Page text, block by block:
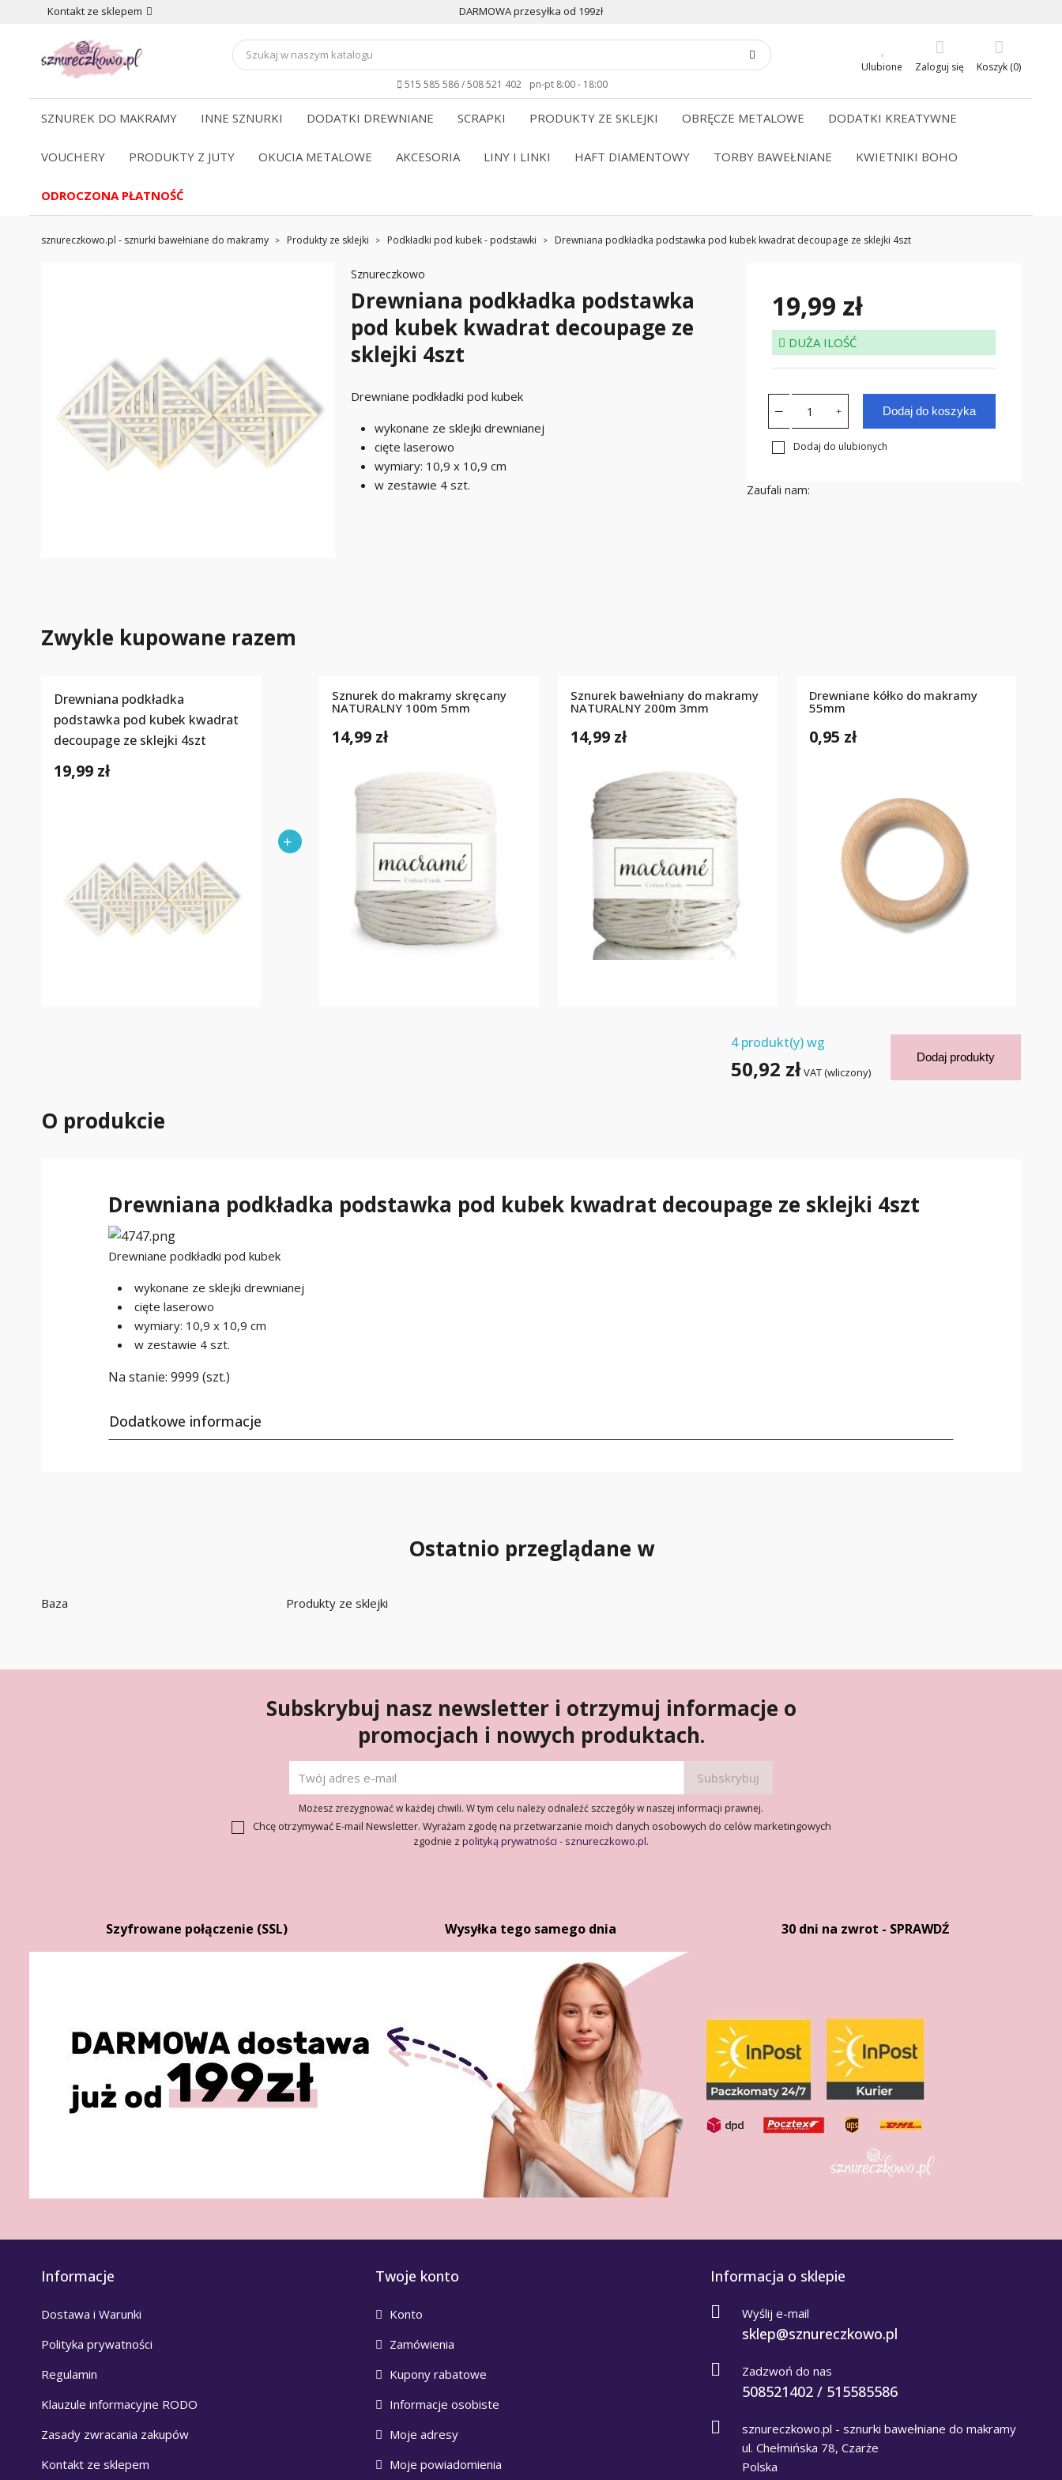
Kontakt ze sklepem DARMOWA przesyłka od 199zł
515 585 586 / 508 521 402 pn-pt 8:00 - 18:00
Ulubione Zaloguj się Koszyk (0)
SZNUREK DO MAKRAMY INNE SZNURKI DODATKI DREWNIANE SCRAPKI PRODUKTY ZE SKLEJKI OBRĘCZE METALOWE DODATKI KREATYWNE
VOUCHERY PRODUKTY Z JUTY OKUCIA METALOWE AKCESORIA LINY I LINKI HAFT DIAMENTOWY TORBY BAWEŁNIANE KWIETNIKI BOHO
ODROCZONA PŁATNOŚĆ
sznureczkowo.pl - sznurki bawełniane do makramy Produkty ze sklejki Podkładki pod kubek - podstawki Drewniana podkładka podstawka pod kubek kwadrat decoupage ze sklejki 4szt
Sznureczkowo
Drewniana podkładka podstawka
pod kubek kwadrat decoupage ze
sklejki 4szt
Drewniane podkładki pod kubek
wykonane ze sklejki drewnianej
cięte laserowo
wymiary: 10,9 x 10,9 cm
w zestawie 4 szt.
19,99 zł
DUŻA ILOŚĆ
Dodaj do koszyka
Dodaj do ulubionych
Zaufali nam:
Zwykle kupowane razem
Drewniana podkładka
podstawka pod kubek kwadrat
decoupage ze sklejki 4szt
19,99 zł
Sznurek do makramy skręcany
NATURALNY 100m 5mm
14,99 zł
Sznurek bawełniany do makramy
NATURALNY 200m 3mm
14,99 zł
Drewniane kółko do makramy
55mm
0,95 zł
4produkt(y) wg
50,92 zł VAT (wliczony)
Dodaj produkty
O produkcie
Drewniana podkładka podstawka pod kubek kwadrat decoupage ze sklejki 4szt
Drewniane podkładki pod kubek
wykonane ze sklejki drewnianej
cięte laserowo
wymiary: 10,9 x 10,9 cm
w zestawie 4 szt.
Na stanie: 9999 (szt.)
Dodatkowe informacje
Ostatnio przeglądane w
Baza Produkty ze sklejki
Subskrybuj nasz newsletter i otrzymuj informacje o
promocjach i nowych produktach.
Możesz zrezygnować w każdej chwili. W tym celu należy odnaleźć szczegóły w naszej informacji prawnej.
Chcę otrzymywać E-mail Newsletter. Wyrażam zgodę na przetwarzanie moich danych osobowych do celów marketingowych
zgodnie z polityką prywatności - sznureczkowo.pl.
Szyfrowane połączenie (SSL) Wysyłka tego samego dnia 30 dni na zwrot - SPRAWDŹ
Informacje
Dostawa i Warunki
Polityka prywatności
Regulamin
Klauzule informacyjne RODO
Zasady zwracania zakupów
Kontakt ze sklepem
Twoje konto
Konto
Zamówienia
Kupony rabatowe
Informacje osobiste
Moje adresy
Moje powiadomienia
Informacja o sklepie
Wyślij e-mail
sklep@sznureczkowo.pl
Zadzwoń do nas
508521402 / 515585586
sznureczkowo.pl - sznurki bawełniane do makramy
ul. Chełmińska 78, Czarże
Polska